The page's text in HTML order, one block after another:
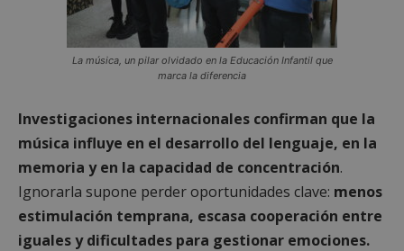
La música, un pilar olvidado en la Educación Infantil que
marca la diferencia
Investigaciones internacionales confirman que la
música influye en el desarrollo del lenguaje, en la
memoria y en la capacidad de concentración.
Ignorarla supone perder oportunidades clave: menos
estimulación temprana, escasa cooperación entre
iguales y dificultades para gestionar emociones.